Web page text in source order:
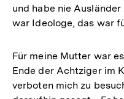
und habe nie
war Ideologe, das war
Für meine Mutter war
Ende der Achtziger im
verboten mich zu